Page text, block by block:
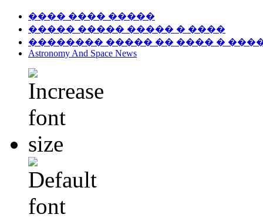
���� ���� �����
����� ����� ����� � ����
�������� ����� �� ���� �
Astronomy And Space News